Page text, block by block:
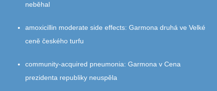
neběhal
amoxicillin moderate side effects: Garmona druhá ve Velké
ceně českého turfu
community‑acquired pneumonia: Garmona v Cena
prezidenta republiky neuspěla